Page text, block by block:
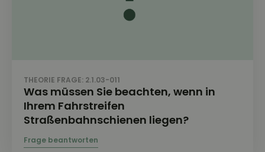
THEORIE FRAGE: 2.1.03-011
Was müssen Sie beachten, wenn in
Ihrem Fahrstreifen
Straßenbahnschienen liegen?